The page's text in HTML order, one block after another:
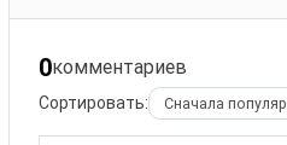
0комментариев
Сортировать: